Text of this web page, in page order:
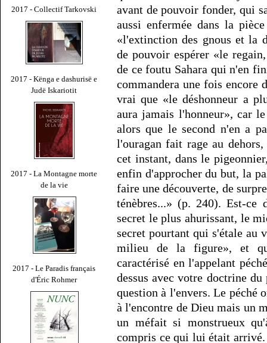
2017 - Collectif Tarkovski
2017 - Kënga e dashurisë e
Judë Iskariotit
2017 - La Montagne morte
de la vie
2017 - Le Paradis français
d'Éric Rohmer
avant de pouvoir fonder, qui
aussi enfermée dans la
«l'extinction des gnous et la
de pouvoir espérer «le
de ce foutu Sahara qui n'en
commandera une fois encore
vrai que «le déshonneur a
aura jamais l'honneur», car
alors que le second n'en a
l'ouragan fait rage au
cet instant, dans le
enfin d'approcher du but, la
faire une découverte, de
ténèbres...» (p. 240). Est-
secret le plus ahurissant, le
secret pourtant qui s'étale au
milieu de la figure», et
caractérisé en l'appelant
dessus avec votre doctrine
question à l'envers. Le péché
à l'encontre de Dieu mais un
un méfait si monstrueux
compris ce qui lui était